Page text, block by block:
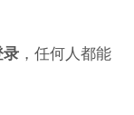
，任何人都能